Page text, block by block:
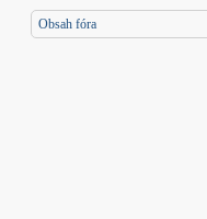
Obsah fóra